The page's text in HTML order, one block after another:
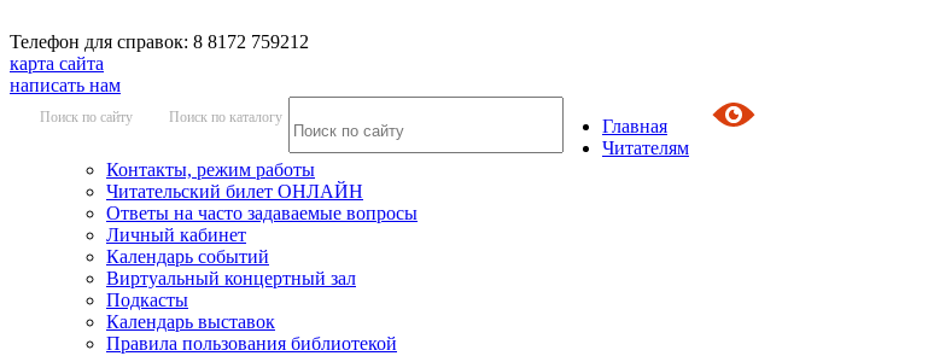
Телефон для справок: 8 8172 759212
карта сайта
написать нам
Поиск по сайту Поиск по каталогу
Главная
Читателям
Контакты, режим работы
Читательский билет ОНЛАЙН
Ответы на часто задаваемые вопросы
Личный кабинет
Календарь событий
Виртуальный концертный зал
Подкасты
Календарь выставок
Правила пользования библиотекой